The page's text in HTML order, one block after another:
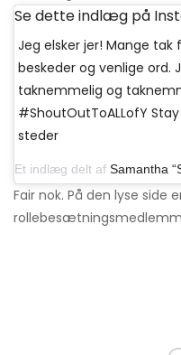
Se dette indlæg på
Jeg elsker jer! Mange
beskeder og venlige
taknemmelig og
#ShoutOutToALLofY
steder
Et indlæg delt af Samantha
Fair nok. På den lyse side